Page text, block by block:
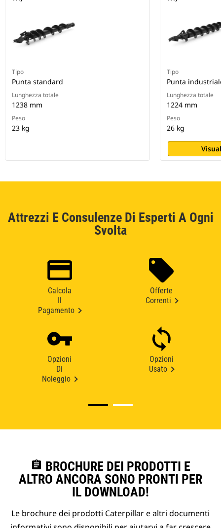
Tipo
Punta standard
Lunghezza totale
1238 mm
Peso
23 kg
Tipo
Punta
Lunghezza totale
1224 mm
Peso
26 kg
Attrezzi E Consulenze Di Esperti A Ogni
Svolta
Calcola
Pagamento
Offerte
Correnti
Opzioni
Di
Noleggio
Opzioni
Usato
assignment BROCHURE DEI PRODOTTI E
ALTRO ANCORA SONO PRONTI PER
IL DOWNLOAD!
Le brochure dei prodotti Caterpillar e altri documenti